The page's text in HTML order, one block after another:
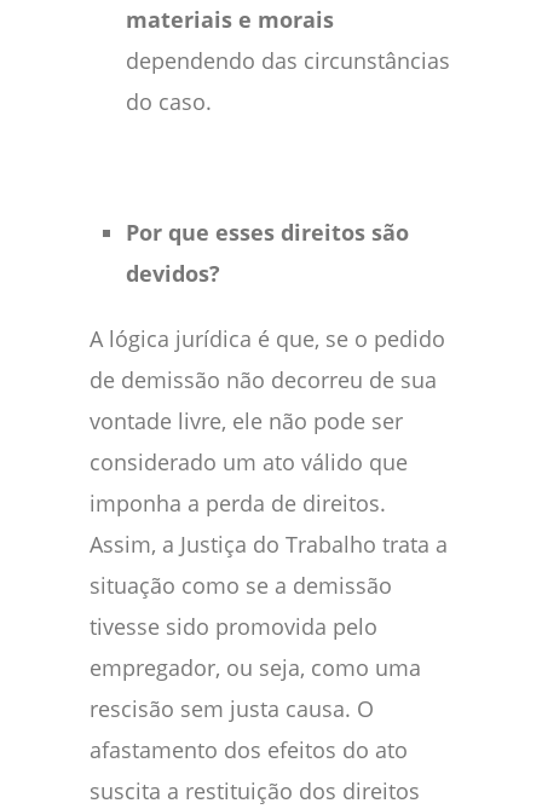
materiais e morais
dependendo das circunstâncias
do caso.
Por que esses direitos são
devidos?
A lógica jurídica é que, se o pedido
de demissão não decorreu de sua
vontade livre, ele não pode ser
considerado um ato válido que
imponha a perda de direitos.
Assim, a Justiça do Trabalho trata a
situação como se a demissão
tivesse sido promovida pelo
empregador, ou seja, como uma
rescisão sem justa causa. O
afastamento dos efeitos do ato
suscita a restituição dos direitos